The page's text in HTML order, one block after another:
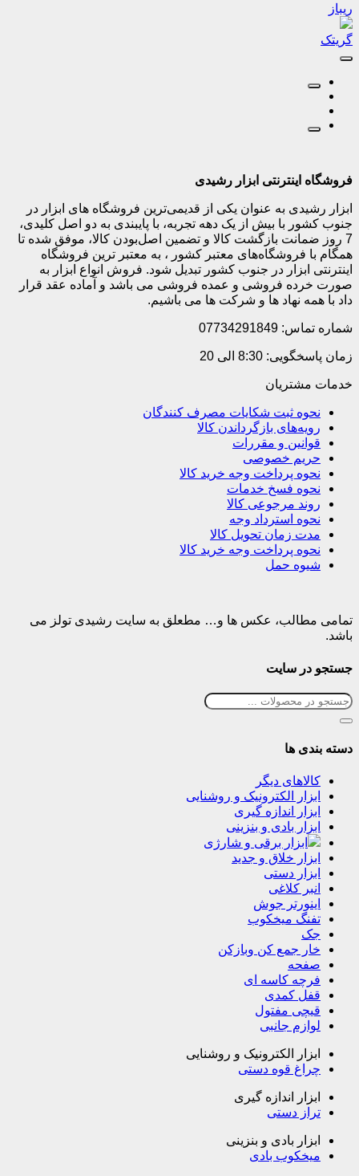
ریباز
گریتک
فروشگاه اینترنتی ابزار رشیدی
ابزار رشیدی به عنوان یکی از قدیمی‌ترین فروشگاه های ابزار در
جنوب کشور با بیش از یک دهه تجربه، با پایبندی به دو اصل کلیدی،
7 روز ضمانت بازگشت کالا و تضمین اصل‌بودن کالا، موفق شده تا
همگام با فروشگاه‌های معتبر کشور ، به معتبر ترین فروشگاه
اینترنتی ابزار در جنوب کشور تبدیل شود. فروش انواع ابزار به
صورت خرده فروشی و عمده فروشی می باشد و آماده عقد قرار
داد با همه نهاد ها و شرکت ها می باشیم.
شماره تماس: 07734291849
زمان پاسخگویی: 8:30 الی 20
خدمات مشتریان
نحوه ثبت شکایات مصرف کنندگان
رویه‌های بازگرداندن کالا
قوانین و مقررات
حریم خصوصی
نحوه پرداخت وجه خرید کالا
نحوه فسخ خدمات
روند مرجوعی کالا
نحوه استرداد وجه
مدت زمان تحویل کالا
نحوه پرداخت وجه خرید کالا
شیوه حمل
تمامی مطالب، عکس ها و… مطعلق به سایت رشیدی تولز می
باشد.
جستجو در سایت
دسته بندی ها
کالاهای دیگر
ابزار الکترونیک و روشنایی
ابزار اندازه گیری
ابزار بادی و بنزینی
ابزار برقی و شارژی
ابزار خلاق و جدید
ابزار دستی
انبر کلاغی
اینورتر جوش
تفنگ میخکوب
جک
خار جمع کن وبازکن
صفحه
فرچه کاسه ای
قفل کمدی
قیچی مفتول
لوازم جانبی
ابزار الکترونیک و روشنایی
چراغ قوه دستی
ابزار اندازه گیری
تراز دستی
ابزار بادی و بنزینی
میخکوب بادی